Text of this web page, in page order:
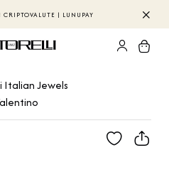
| LUNUPAY
Italian Jewels